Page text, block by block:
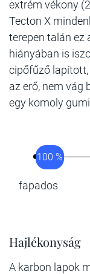
extrém vékony
Tecton X
terepen talán ez
hiányában is
cipőfűző lapított,
az erő, nem vág
egy komoly
100 %
fapados
Hajlékonyság
A karbon lapok